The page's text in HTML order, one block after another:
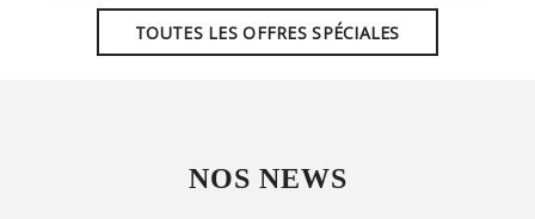
TOUTES LES OFFRES SPÉCIALES
NOS NEWS